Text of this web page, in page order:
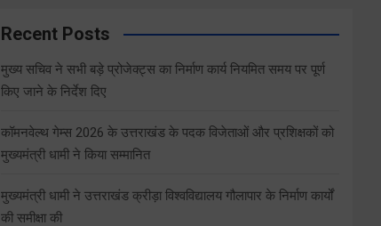
Recent Posts
मुख्य सचिव ने सभी बड़े प्रोजेक्ट्स का निर्माण कार्य नियमित समय पर पूर्ण
किए जाने के निर्देश दिए
कॉमनवेल्थ गेम्स 2026 के उत्तराखंड के पदक विजेताओं और प्रशिक्षकों को
मुख्यमंत्री धामी ने किया सम्मानित
मुख्यमंत्री धामी ने उत्तराखंड क्रीड़ा विश्वविद्यालय गौलापार के निर्माण कार्यों
की समीक्षा की